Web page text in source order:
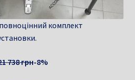
комплект
738 грн-8%